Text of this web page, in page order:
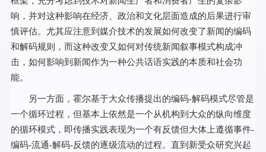
响，并对这种影响在经济、政治和文化层面造成的后果进行审
慎评估。尤其应注意到媒介技术的发展如何改变了新闻的编码
和解码规则，而这种改变又如何对传统新闻叙事模式构成冲
击，如何影响到新闻作为一种公共话语实践的本质和社会功
能。
另一方面，霍尔基于大众传播提出的编码-解码模式尽管是
一个循环过程，但基本上依然是一个从机构到大众的纵向维度
的循环模式，即传播实践表现为一个有反馈但大体上遵循事件-
编码-流通-解码-反馈的逐级流动的过程。直到新受众研究兴起